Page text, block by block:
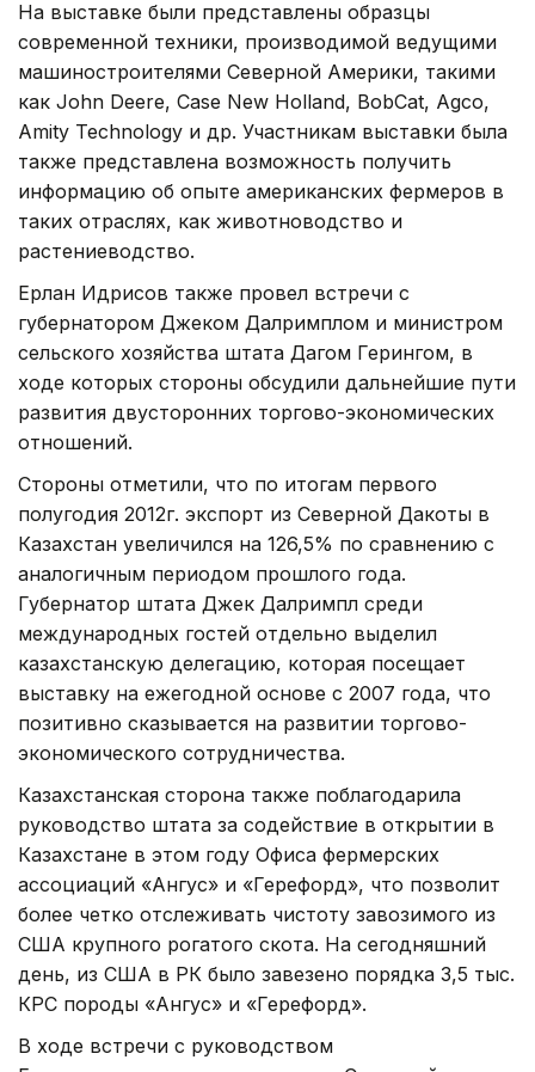
На выставке были представлены образцы
современной техники, производимой ведущими
машиностроителями Северной Америки, такими
как John Deere, Case New Holland, BobCat, Agco,
Amity Technology и др. Участникам выставки была
также представлена возможность получить
информацию об опыте американских фермеров в
таких отраслях, как животноводство и
растениеводство.
Ерлан Идрисов также провел встречи с
губернатором Джеком Далримплом и министром
сельского хозяйства штата Дагом Герингом, в
ходе которых стороны обсудили дальнейшие пути
развития двусторонних торгово-экономических
отношений.
Стороны отметили, что по итогам первого
полугодия 2012г. экспорт из Северной Дакоты в
Казахстан увеличился на 126,5% по сравнению с
аналогичным периодом прошлого года.
Губернатор штата Джек Далримпл среди
международных гостей отдельно выделил
казахстанскую делегацию, которая посещает
выставку на ежегодной основе с 2007 года, что
позитивно сказывается на развитии торгово-
экономического сотрудничества.
Казахстанская сторона также поблагодарила
руководство штата за содействие в открытии в
Казахстане в этом году Офиса фермерских
ассоциаций «Ангус» и «Герефорд», что позволит
более четко отслеживать чистоту завозимого из
США крупного рогатого скота. На сегодняшний
день, из США в РК было завезено порядка 3,5 тыс.
КРС породы «Ангус» и «Герефорд».
В ходе встречи с руководством